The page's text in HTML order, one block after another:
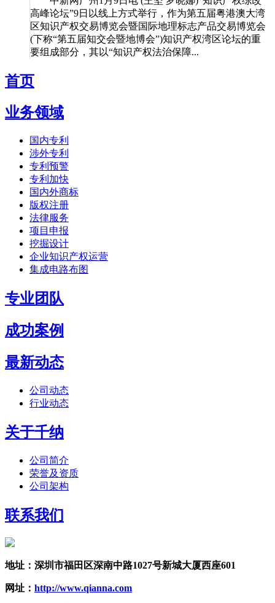
高峰论坛”9日以线上方式举行，作为第五届粤港澳大湾
区知识产权交易博览会暨国际地理标志产品交易博览会
(下称“第五届知交会暨地博会”)知识产权湾区论坛的重
要组成部分，其以“知识产权法治保障...
首页
业务领域
国内专利
涉外专利
专利预警
专利加快
国内外商标
版权注册
法律服务
项目申报
挖掘设计
企业知识产权运营
集成电路布图
专业团队
成功案例
最新动态
公司动态
行业动态
关于千纳
公司简介
荣誉及资质
公司架构
联系我们
地址：深圳市福田区深南中路1027号新城大厦西座601
网址： http://www.qianna.com